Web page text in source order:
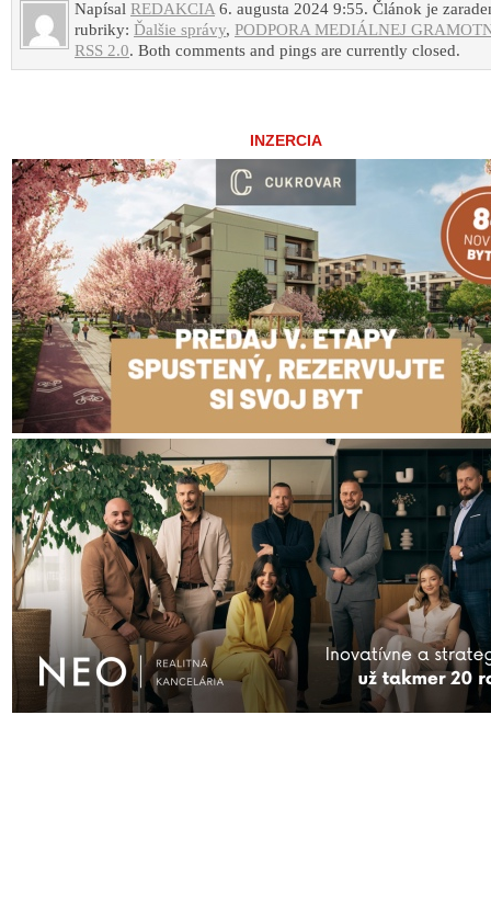
Napísal REDAKCIA 6. augusta 2024 9:55. Článok je
rubriky: Ďalšie správy, PODPORA MEDIÁLNEJ
RSS 2.0. Both comments and pings are currently closed.
INZERCIA